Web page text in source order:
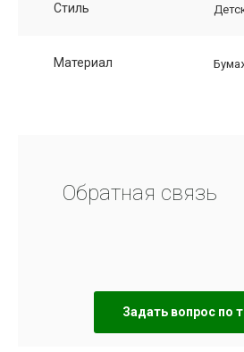
Стиль
Материал
Обратная связь
Задать вопрос по